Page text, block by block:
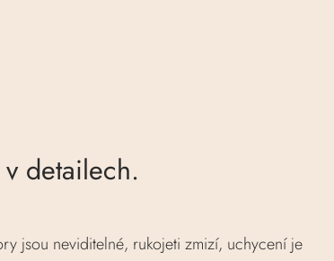
detailech.
jsou neviditelné, rukojeti zmizí, uchycení je